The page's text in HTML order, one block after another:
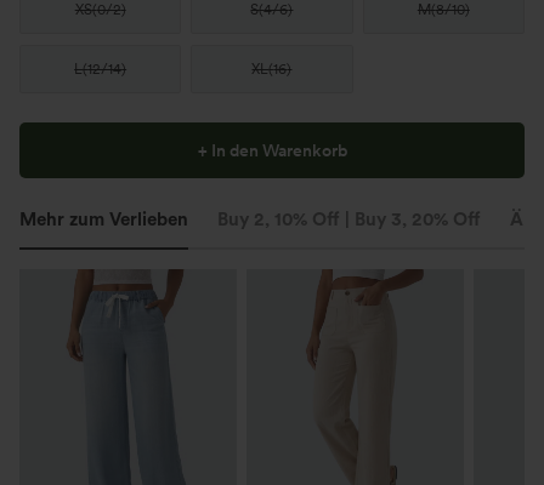
XS(0/2) S(4/6) M(8/10)
L(12/14) XL(16)
+ In den Warenkorb
Mehr zum Verlieben Buy 2, 10% Off | Buy 3, 20% Off